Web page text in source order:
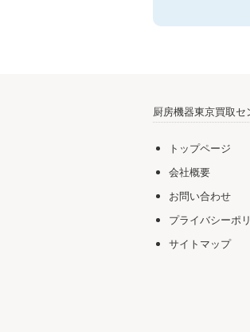
厨房機器東京買取セ
トップページ
会社概要
お問い合わせ
プライバシーポ
サイトマップ